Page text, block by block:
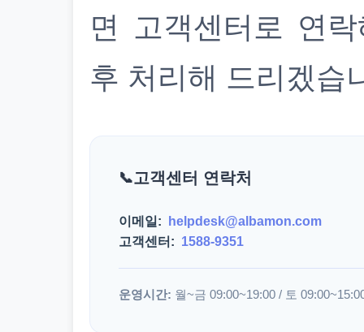
면 고객센터로 연
후 처리해 드리겠습
고객센터 연락처
이메일:
helpdesk@albamon.com
고객센터: 1588-9351
운영시간: 월~금 09:00~19:00 / 토